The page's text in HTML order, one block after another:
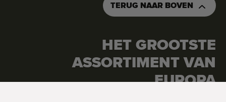
TERUG NAAR BOVEN
HET GROOTSTE
ASSORTIMENT VAN
EUROPA